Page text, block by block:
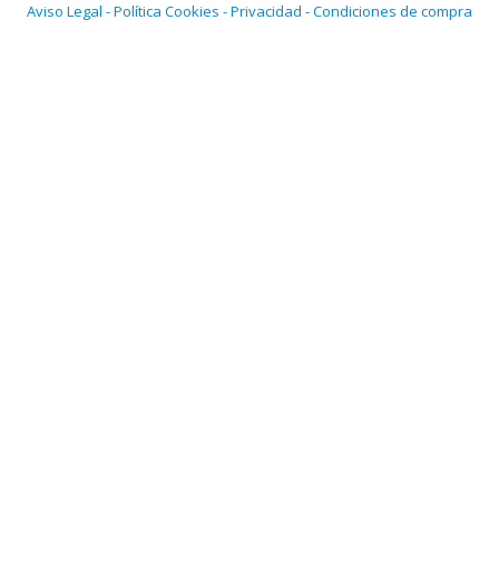
Aviso Legal - Política Cookies - Privacidad - Condiciones de compra